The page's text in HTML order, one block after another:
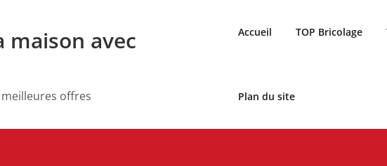
maison avec
offres
Accueil TOP Bricolage
Plan du site